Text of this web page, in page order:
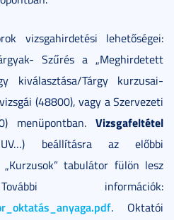
vizsgahirdetési lehetőségei:
Szűrés a „Meghirdetett
kiválasztása/Tárgy kurzusai-
(48800), vagy a Szervezeti
menüpontban. Vizsgafeltétel
beállításra az előbbi
tabulátor fülön lesz
információk:
. Oktatói